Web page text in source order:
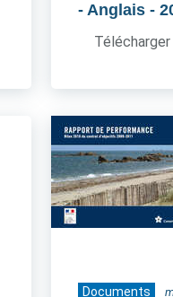
- Anglais -
Documents